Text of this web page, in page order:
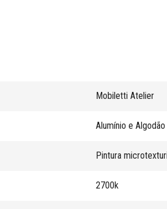
Mobiletti Atelier
Alumínio e Algodão
Pintura
2700k